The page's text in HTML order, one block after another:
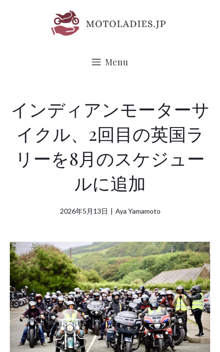
Menu
インディアンモーターサ
イクル、2回目の英国ラ
リーを8月のスケジュー
ルに追加
2026年5月13日 | Aya Yamamoto